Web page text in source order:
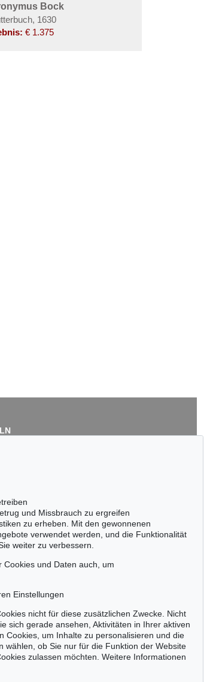
Bock
1630
€ 1.375
Jetzt zum Newsletter anmelden >
und Missbrauch zu ergreifen
zu erheben. Mit den gewonnenen
verwendet werden, und die Funktionalität
weiter zu verbessern.
Cookies und Daten auch, um
Einstellungen
nicht für diese zusätzlichen Zwecke. Nicht
sich gerade ansehen, Aktivitäten in Ihrer aktiven
Cookies, um Inhalte zu personalisieren und die
wählen, ob Sie nur für die Funktion der Website
zulassen möchten. Weitere Informationen